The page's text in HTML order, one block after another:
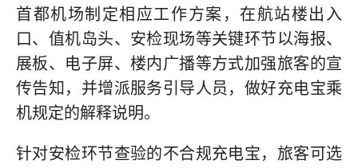
首都机场制定相应工作方案，在航站楼出入
口、值机岛头、安检现场等关键环节以海报、
展板、电子屏、楼内广播等方式加强旅客的宣
传告知，并增派服务引导人员，做好充电宝乘
机规定的解释说明。
针对安检环节查验的不合规充电宝，旅客可选